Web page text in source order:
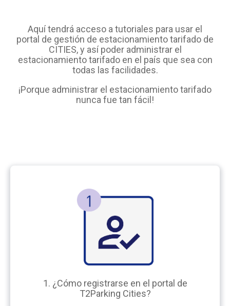
Aquí tendrá acceso a tutoriales para usar el
portal de gestión de estacionamiento tarifado de
CITIES, y así poder administrar el
estacionamiento tarifado en el país que sea con
todas las facilidades.
¡Porque administrar el estacionamiento tarifado
nunca fue tan fácil!
1. ¿Cómo registrarse en el portal de
T2Parking Cities?